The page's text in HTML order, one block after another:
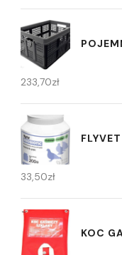
233,70zł
33,50zł
KOC